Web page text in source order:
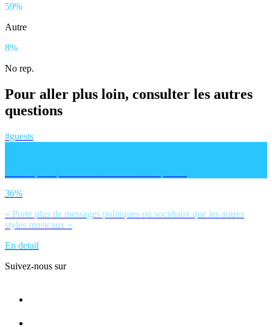
59%
Autre
8%
No rep.
Pour aller plus loin, consulter les autres
questions
#guests
36%
« Porte plus de messages politiques ou sociétaux que les autres
styles musicaux »
En detail
Suivez-nous sur